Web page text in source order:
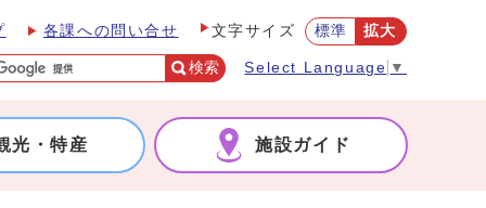
各課への問い合せ 文字サイズ 標準 拡大
検索 Select Language ▼
光・特産 施設ガイド